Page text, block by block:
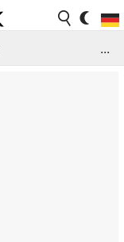
...